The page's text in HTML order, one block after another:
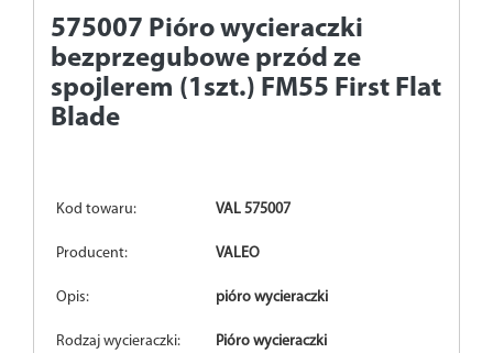
575007 Pióro wycieraczki
bezprzegubowe przód ze
spojlerem (1szt.) FM55 First Flat
Blade
Kod towaru: VAL 575007
Producent: VALEO
Opis: pióro wycieraczki
Rodzaj wycieraczki:
Pióro wycieraczki